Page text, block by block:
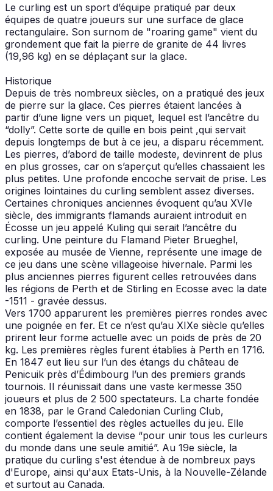
Le curling est un sport d’équipe pratiqué par deux
équipes de quatre joueurs sur une surface de glace
rectangulaire. Son surnom de "roaring game" vient du
grondement que fait la pierre de granite de 44 livres
(19,96 kg) en se déplaçant sur la glace.
Historique
Depuis de très nombreux siècles, on a pratiqué des jeux
de pierre sur la glace. Ces pierres étaient lancées à
partir d’une ligne vers un piquet, lequel est l’ancêtre du
“dolly”. Cette sorte de quille en bois peint ,qui servait
depuis longtemps de but à ce jeu, a disparu récemment.
Les pierres, d’abord de taille modeste, devinrent de plus
en plus grosses, car on s’aperçut qu’elles chassaient les
plus petites. Une profonde encoche servait de prise. Les
origines lointaines du curling semblent assez diverses.
Certaines chroniques anciennes évoquent qu’au XVIe
siècle, des immigrants flamands auraient introduit en
Écosse un jeu appelé Kuling qui serait l’ancêtre du
curling. Une peinture du Flamand Pieter Brueghel,
exposée au musée de Vienne, représente une image de
ce jeu dans une scène villageoise hivernale. Parmi les
plus anciennes pierres figurent celles retrouvées dans
les régions de Perth et de Stirling en Ecosse avec la date
-1511 - gravée dessus.
Vers 1700 apparurent les premières pierres rondes avec
une poignée en fer. Et ce n’est qu’au XIXe siècle qu’elles
prirent leur forme actuelle avec un poids de près de 20
kg. Les premières règles furent établies à Perth en 1716.
En 1847 eut lieu sur l’un des étangs du château de
Penicuik près d’Édimbourg l’un des premiers grands
tournois. Il réunissait dans une vaste kermesse 350
joueurs et plus de 2 500 spectateurs. La charte fondée
en 1838, par le Grand Caledonian Curling Club,
comporte l’essentiel des règles actuelles du jeu. Elle
contient également la devise “pour unir tous les curleurs
du monde dans une seule amitié”. Au 19e siècle, la
pratique du curling s'est étendue à de nombreux pays
d'Europe, ainsi qu'aux Etats-Unis, à la Nouvelle-Zélande
et surtout au Canada.